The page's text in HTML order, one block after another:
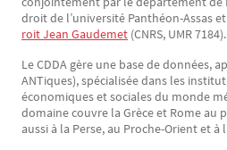
droit de l’université Panthéon-Assas et
roit Jean Gaudemet (CNRS, UMR 7184).
Le CDDA gère une base de données,
ANTiques), spécialisée dans les
économiques et sociales du monde
domaine couvre la Grèce et Rome au
aussi à la Perse, au Proche-Orient et à